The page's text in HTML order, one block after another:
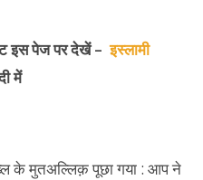
इस पेज पर देखें –इस्लामी
में
के मुतअल्लिक़ पूछा गया : आप ने